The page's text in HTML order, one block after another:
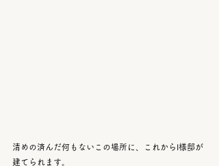
清めの済んだ何もないこの場所に、これからI様邸が
建てられます。